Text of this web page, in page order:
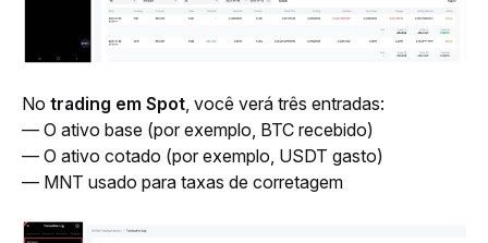
No trading em Spot, você verá três entradas:
— O ativo base (por exemplo, BTC recebido)
— O ativo cotado (por exemplo, USDT gasto)
— MNT usado para taxas de corretagem